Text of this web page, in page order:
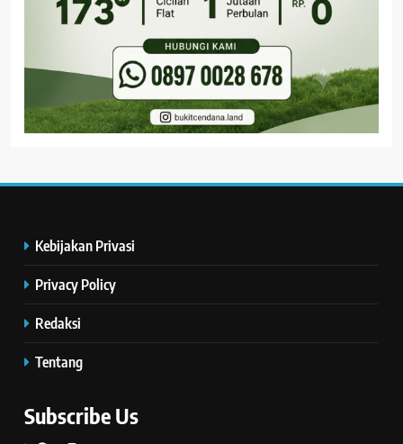
Kebijakan Privasi
Privacy Policy
Redaksi
Tentang
Subscribe Us